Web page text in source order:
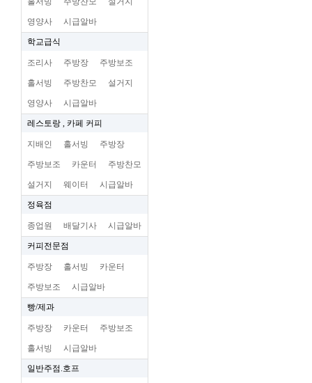
영양사 시급알바
학교급식
조리사 주방장 주방보조
홀서빙 주방찬모 설거지
영양사 시급알바
레스토랑 , 카페 커피
지배인 홀서빙 주방장
주방보조 카운터 주방찬모
설거지 웨이터 시급알바
정육점
종업원 배달기사 시급알바
커피전문점
주방장 홀서빙 카운터
주방보조 시급알바
빵/제과
주방장 카운터 주방보조
홀서빙 시급알바
일반주점.호프